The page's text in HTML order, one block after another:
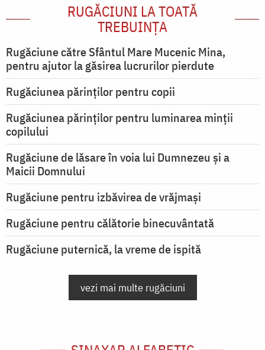
RUGĂCIUNI LA TOATĂ
TREBUINȚA
Rugăciune către Sfântul Mare Mucenic Mina,
pentru ajutor la găsirea lucrurilor pierdute
Rugăciunea părinților pentru copii
Rugăciunea părinților pentru luminarea minţii
copilului
Rugăciune de lăsare în voia lui Dumnezeu şi a
Maicii Domnului
Rugăciune pentru izbăvirea de vrăjmași
Rugăciune pentru călătorie binecuvântată
Rugăciune puternică, la vreme de ispită
vezi mai multe rugăciuni